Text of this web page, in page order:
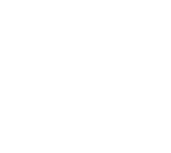
・本来のパフォーマ